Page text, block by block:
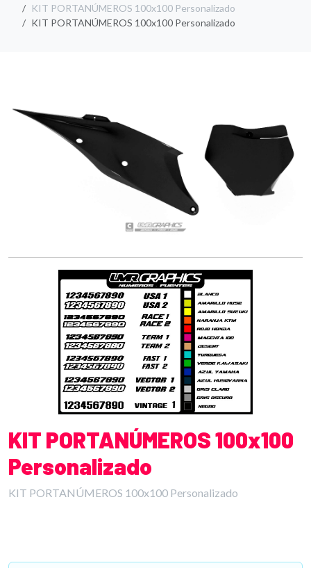
KIT PORTANÚMEROS 100x100 Personalizado
KIT PORTANÚMEROS 100x100 Personalizado
KIT PORTANÚMEROS 100x100
Personalizado
KIT PORTANÚMEROS 100x100 Personalizado